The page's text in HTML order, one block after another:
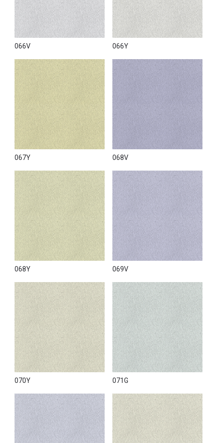
066V 066Y
067Y 068V
068Y 069V
070Y 071G